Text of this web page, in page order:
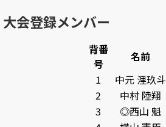
大会登録メンバー
背番
号
名前
1
中元 浬玖斗
2
中村 陸翔
3
◎西山 魁